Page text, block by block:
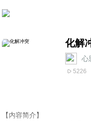
化解
心
5226
【内容简介】